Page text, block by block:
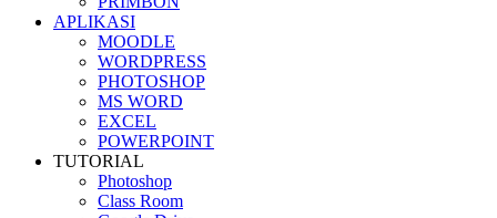
APLIKASI
MOODLE
WORDPRESS
PHOTOSHOP
MS WORD
EXCEL
POWERPOINT
TUTORIAL
Photoshop
Class Room